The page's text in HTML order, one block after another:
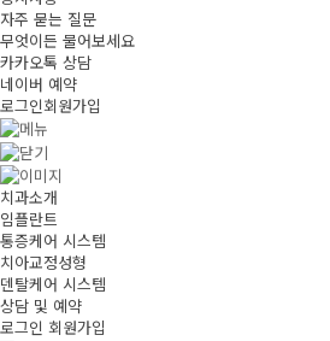
자주 묻는 질문
무엇이든 물어보세요
카카오톡 상담
네이버 예약
로그인회원가입
치과소개
임플란트
통증케어 시스템
치아교정성형
덴탈케어 시스템
상담 및 예약
로그인 회원가입